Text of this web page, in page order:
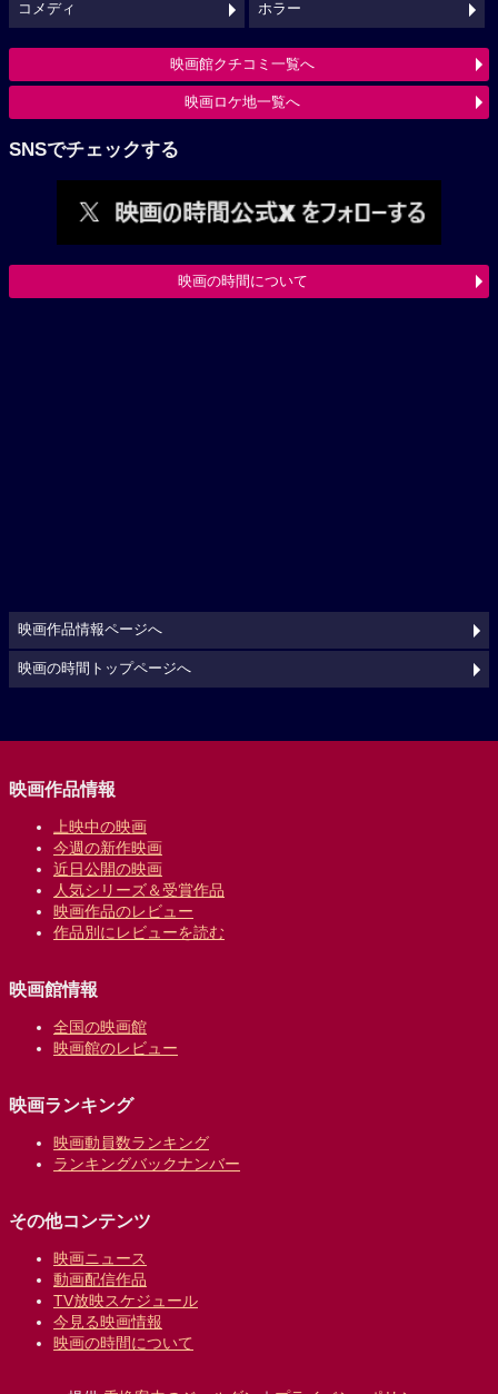
コメディ ホラー
映画館クチコミ一覧へ
映画ロケ地一覧へ
SNSでチェックする
映画の時間について
映画作品情報ページへ
映画の時間トップページへ
映画作品情報
上映中の映画
今週の新作映画
近日公開の映画
人気シリーズ＆受賞作品
映画作品のレビュー
作品別にレビューを読む
映画館情報
全国の映画館
映画館のレビュー
映画ランキング
映画動員数ランキング
ランキングバックナンバー
その他コンテンツ
映画ニュース
動画配信作品
TV放映スケジュール
今見る映画情報
映画の時間について